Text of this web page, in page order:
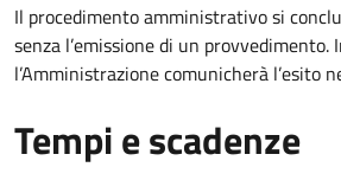
Il procedimento amministrativo si
senza l’emissione di un provvedimento.
l’Amministrazione comunicherà l’esito
Tempi e scadenze